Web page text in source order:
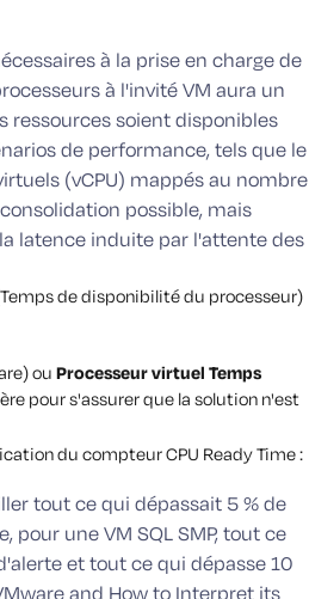
à la prise en charge de
à l'invité VM aura un
ressources soient disponibles
de performance, tels que le
(vCPU) mappés au nombre
possible, mais
latence induite par l'attente des
de disponibilité du processeur)
ou Processeur virtuel Temps
pour s'assurer que la solution n'est
du compteur CPU Ready Time :
tout ce qui dépassait 5 % de
pour une VM SQL SMP, tout ce
et tout ce qui dépasse 10
and How to Interpret its